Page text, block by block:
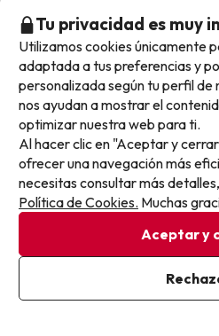
instalaciones perfectas.
amables.
No puedo mencionar nada malo
Isabel
Viajó en pareja
Julio 2025
El apartamento me ha
una zona tranquila de Salou
Nada
Excelente
No llegas tarde: llegas
Este chollo ya ha caducado,
nuevas oportunidades para
menos.
Apúntate y que el próximo
Pon tu mejor e-mail
Ya estoy
Al suscribirte, confirmas haber leído
Tu privacidad es muy
Utilizamos cookies únicamente
adaptada a tus preferencias y
personalizada según tu perfil de
nos ayudan a mostrar el
optimizar nuestra web para ti.
Al hacer clic en "Aceptar y
ofrecer una navegación más
necesitas consultar más
Política de Cookies. Muchas
Aceptar y